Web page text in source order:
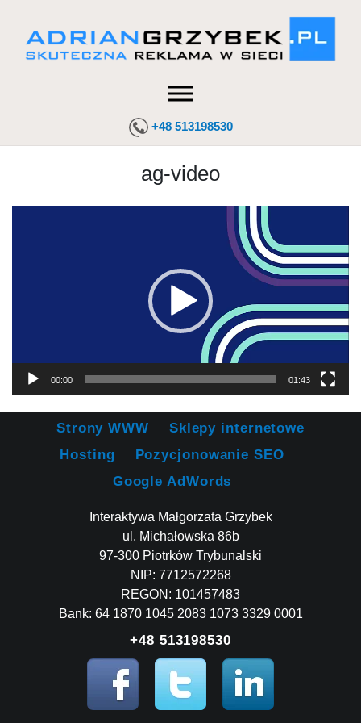
+48 513198530
ag-video
00:00 01:43
Strony WWW
Sklepy internetowe
Hosting
Pozycjonowanie SEO
Google AdWords
Interaktywa Małgorzata Grzybek
ul. Michałowska 86b
97-300 Piotrków Trybunalski
NIP: 7712572268
REGON: 101457483
Bank: 64 1870 1045 2083 1073 3329 0001
+48 513198530